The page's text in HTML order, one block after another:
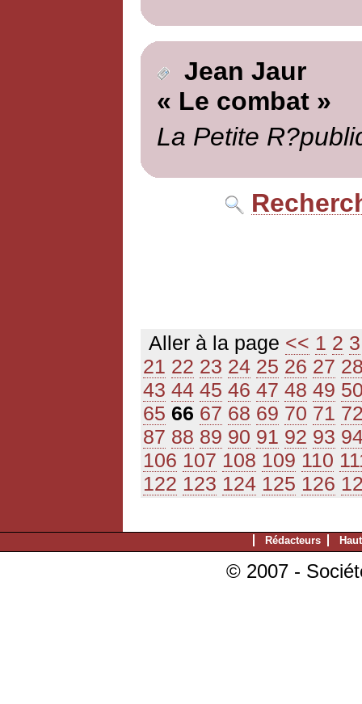
Jean Jaur
« Le combat »
La Petite
Aller à la page << 1 2 3
21 22 23 24 25 26 27
43 44 45 46 47 48 49
65 66 67 68 69 70 71
87 88 89 90 91 92 93
106 107 108 109 110
122 123 124 125 126
Rédacteurs
© 2007 -